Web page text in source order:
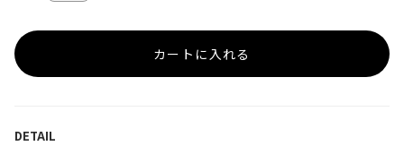
カートに入れる
DETAIL